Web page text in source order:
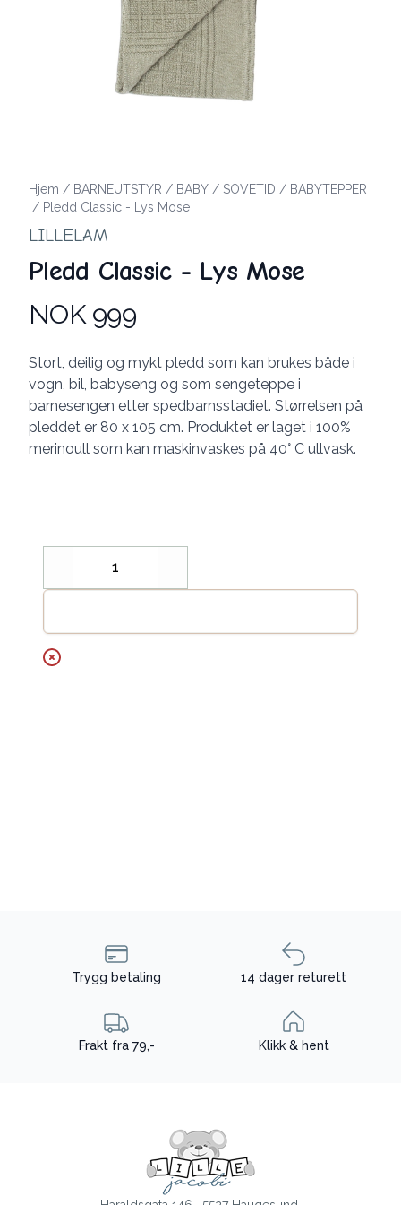
Hjem / BARNEUTSTYR / BABY / SOVETID / BABYTEPPER
/ Pledd Classic - Lys Mose
LILLELAM
Pledd Classic - Lys Mose
Produktdetaljer
NOK 999
Description
Stort, deilig og mykt pledd som kan brukes både i
vogn, bil, babyseng og som sengeteppe i
barnesengen etter spedbarnsstadiet. Størrelsen på
pleddet er 80 x 105 cm. Produktet er laget i 100%
merinoull som kan maskinvaskes på 40° C ullvask.
Decrease
Trygg betaling 14 dager returett
Frakt fra 79,- Klikk & hent